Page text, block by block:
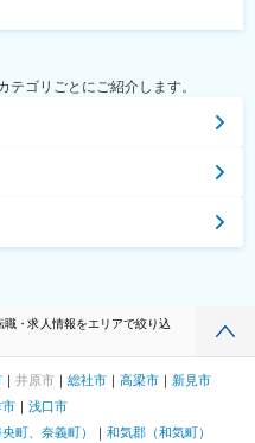
ゴリごとにご紹介します。
・求人情報をエリアで絞り込
井原市 総社市 高梁市
新見市
市
浅口市
町、奈義町）
和気郡（和気町）